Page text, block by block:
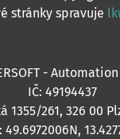
stránky spravuje
-
IČ: 49194437
1355/261, 326 00
49.6972006N,